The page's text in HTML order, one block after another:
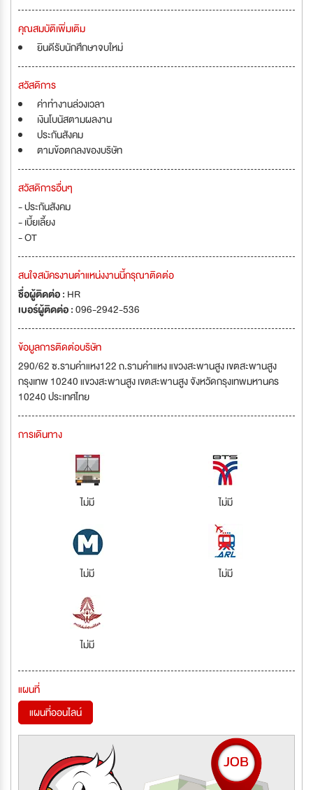
คุณสมบัติเพิ่มเติม
ยินดีรับนักศึกษาจบใหม่
สวัสดิการ
ค่าทำงานล่วงเวลา
เงินโบนัสตามผลงาน
ประกันสังคม
ตามข้อตกลงของบริษัท
สวัสดิการอื่นๆ
- ประกันสังคม
- เบี้ยเลี้ยง
- OT
สนใจสมัครงานตำแหน่งงานนี้กรุณาติดต่อ
ชื่อผู้ติดต่อ : HR
เบอร์ผู้ติดต่อ :096-2942-536
ข้อมูลการติดต่อบริษัท
290/62 ซ.รามคำแหง122 ถ.รามคำแหง แขวงสะพานสูง เขตสะพานสูง
กรุงเทพ 10240 แขวงสะพานสูง เขตสะพานสูง จังหวัดกรุงเทพมหานคร
10240 ประเทศไทย
การเดินทาง
ไม่มี ไม่มี
ไม่มี ไม่มี
ไม่มี
แผนที่
แผนที่ออนไลน์